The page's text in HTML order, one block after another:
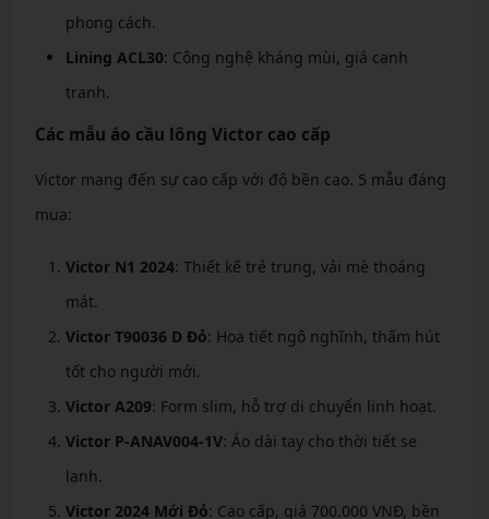
phong cách.
Lining ACL30: Công nghệ kháng mùi, giá cạnh
tranh.
Các mẫu áo cầu lông Victor cao cấp
Victor mang đến sự cao cấp với độ bền cao. 5 mẫu đáng
mua:
Victor N1 2024: Thiết kế trẻ trung, vải mè thoáng
mát.
Victor T90036 D Đỏ: Họa tiết ngộ nghĩnh, thấm hút
tốt cho người mới.
Victor A209: Form slim, hỗ trợ di chuyển linh hoạt.
Victor P-ANAV004-1V: Áo dài tay cho thời tiết se
lạnh.
Victor 2024 Mới Đỏ: Cao cấp, giá 700.000 VNĐ, bền